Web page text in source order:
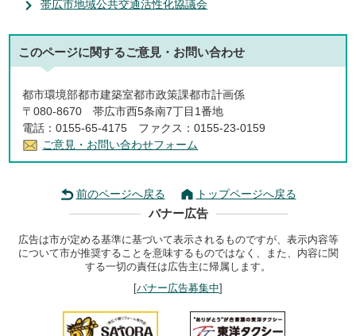
帯広市地域公共交通活性化協議会
このページに関するご意見・お問い合わせ
都市環境部都市建築室都市政策課都市計画係
〒080-8670 帯広市西5条南7丁目1番地
電話：0155-65-4175 ファクス：0155-23-0159
ご意見・お問い合わせフォーム
前のページへ戻る トップページへ戻る
バナー広告
広告は市が定める基準に基づいて表示されるものですが、表示内容等
について市が推奨することを意味するものではなく、また、内容に関
する一切の責任は広告主に帰属します。
[バナー広告募集中]